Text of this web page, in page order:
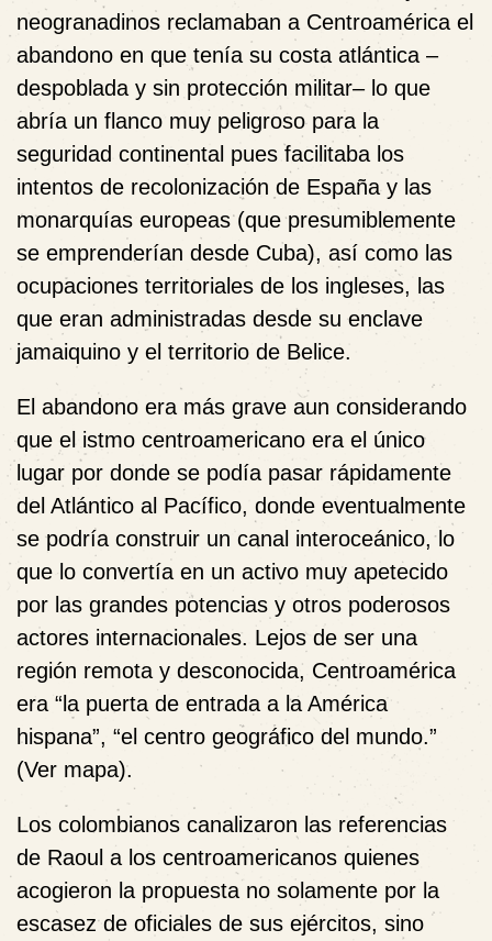
neogranadinos reclamaban a Centroamérica el
abandono en que tenía su costa atlántica –
despoblada y sin protección militar– lo que
abría un flanco muy peligroso para la
seguridad continental pues facilitaba los
intentos de recolonización de España y las
monarquías europeas (que presumiblemente
se emprenderían desde Cuba), así como las
ocupaciones territoriales de los ingleses, las
que eran administradas desde su enclave
jamaiquino y el territorio de Belice.
El abandono era más grave aun considerando
que el istmo centroamericano era el único
lugar por donde se podía pasar rápidamente
del Atlántico al Pacífico, donde eventualmente
se podría construir un canal interoceánico, lo
que lo convertía en un activo muy apetecido
por las grandes potencias y otros poderosos
actores internacionales. Lejos de ser una
región remota y desconocida, Centroamérica
era “la puerta de entrada a la América
hispana”, “el centro geográfico del mundo.”
(Ver mapa).
Los colombianos canalizaron las referencias
de Raoul a los centroamericanos quienes
acogieron la propuesta no solamente por la
escasez de oficiales de sus ejércitos, sino